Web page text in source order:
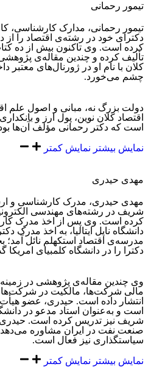
تیمور رحمانی
تیمور رحمانی، مدارک کارشناسی،
دکترای خود در رشته‌ی اقتصاد را از
کرده است. وی تاکنون بیش از ده
تألیف کرده و چندین مقاله‌ی
کلان با نام او در ژورنال‌های معتبر
چشم می‌خورد.
دولت بزرگ نه، مبانی و اصول علم
اقتصاد کلان نوین، پول ارز و
است که دکتر رحمانی مؤلف آن‌ها
نمایش بیشتر نمایش کمتر
مهدی حیدری
مهدی حیدری، مدرک کارشناسی و
کرده است. وی پس از اخذ مدرک
دانشگاه ناپل ایتالیا، به اخذ مدرک
مدرسه‌ی اقتصاد استکهلم نائل
دکترا را در دانشگاه کلمبیای امریکا
وی چندین مقاله‌ی پژوهشی در
مالی شرکت‌ها، مالکیت در شرکت‌ها
انتشار داده است. حیدری، عضو
است و به‌عنوان استاد مدعو در
شریف نیز تدریس کرده است. حیدری
صنعت نفت در ایران مشاوره
سیاستگذاری نیز فعال است.
نمایش بیشتر نمایش کمتر